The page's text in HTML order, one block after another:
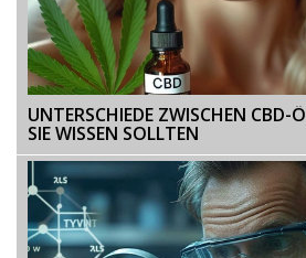
UNTERSCHIEDE ZWISCHEN CBD-
SIE WISSEN SOLLTEN